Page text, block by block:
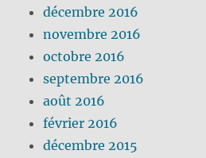
décembre 2016
novembre 2016
octobre 2016
septembre 2016
août 2016
février 2016
décembre 2015